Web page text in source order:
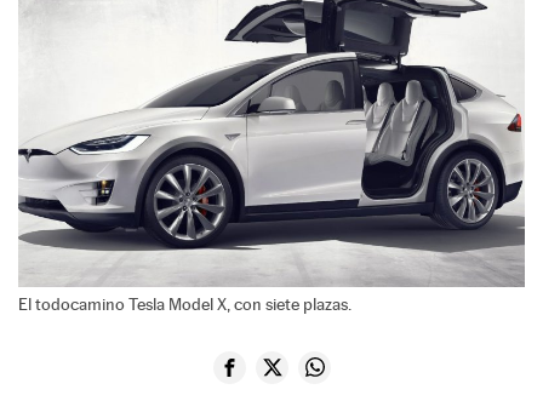
El todocamino Tesla Model X, con siete plazas.